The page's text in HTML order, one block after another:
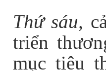
Thứ sáu,
triển
mục tiêu